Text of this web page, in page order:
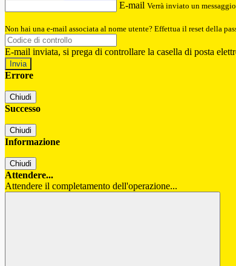
E-mail Verrà inviato un
Non hai una e-mail associata al nome utente? Effettua il reset della
E-mail inviata, si prega di controllare la casella di posta
Errore
Chiudi
Successo
Chiudi
Informazione
Chiudi
Attendere...
Attendere il completamento dell'operazione...